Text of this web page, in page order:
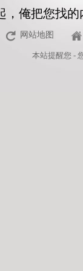
，俺把您找
网站地图
本站提醒您 -